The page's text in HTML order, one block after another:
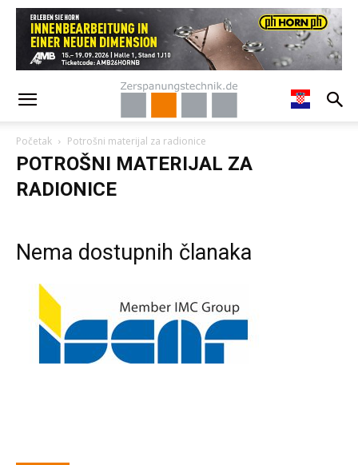
Početak Potrošni materijal za radionice
POTROŠNI MATERIJAL ZA
RADIONICE
Nema dostupnih članaka